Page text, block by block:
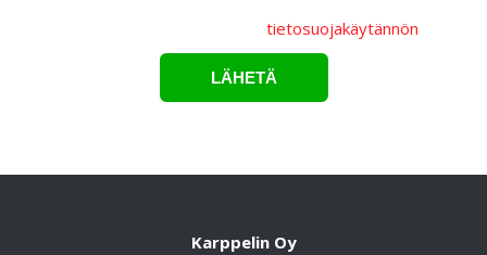
tietosuojakäytännön
Karppelin Oy